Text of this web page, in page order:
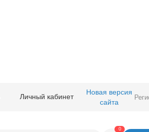
Личный кабинет
Новая версия
сайта
0
Вернуться